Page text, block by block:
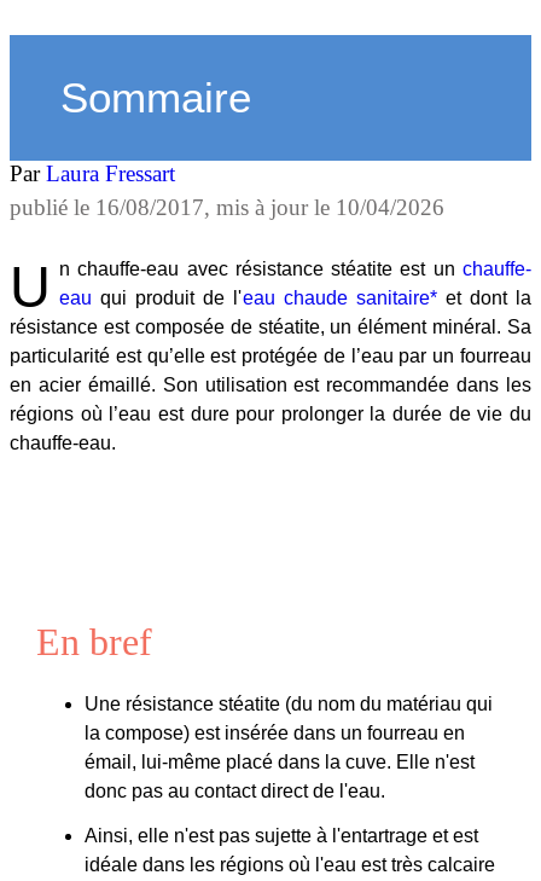
Sommaire
ParLaura Fressart
publié le 16/08/2017, mis à jour le 10/04/2026
U n chauffe-eau avec résistance stéatite est un chauffe-
eau qui produit de l'eau chaude sanitaire*et dont la
résistance est composée de stéatite, un élément minéral. Sa
particularité est qu’elle est protégée de l’eau par un fourreau
en acier émaillé. Son utilisation est recommandée dans les
régions où l’eau est dure pour prolonger la durée de vie du
chauffe-eau.
En bref
Une résistance stéatite (du nom du matériau qui
la compose) est insérée dans un fourreau en
émail, lui-même placé dans la cuve. Elle n'est
donc pas au contact direct de l'eau.
Ainsi, elle n'est pas sujette à l'entartrage et est
idéale dans les régions où l'eau est très calcaire